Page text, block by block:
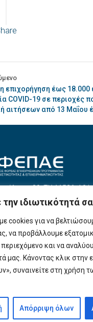
ιδιωτικότητά
cookies για να
να προβάλλουμε
και να
μας. Κάνοντας κλικ στην
συναινείτε στη χρήση
Απόρριψη όλων
επιχορήγηση έως 18.000
COVID-19 σε περιοχές
αιτήσεων από 13 Μαΐου
80, ΤΚ 11526,
Παρασκευή, 09:00 – 17:00
154190801000